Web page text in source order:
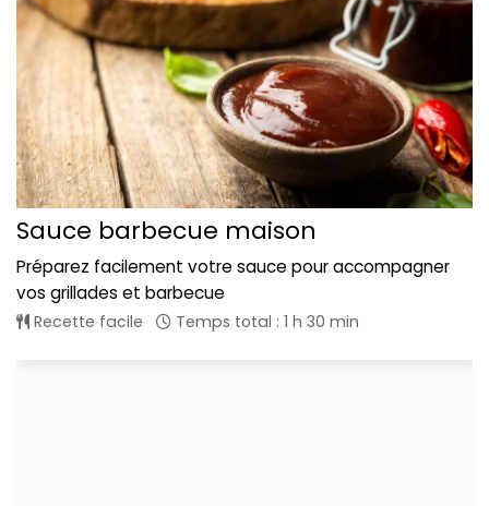
Sauce barbecue maison
Préparez facilement votre sauce pour accompagner
vos grillades et barbecue
Recette facile Temps total : 1 h 30 min